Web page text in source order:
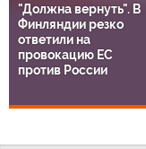
"Должна вернуть". В
Финляндии резко
ответили на
провокацию ЕС
против России